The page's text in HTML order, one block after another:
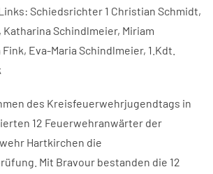
Schiedsrichter 1 Christian Schmidt,
Schindlmeier, Miriam
Eva-Maria Schindlmeier, 1.Kdt.
des Kreisfeuerwehrjugendtags in
12 Feuerwehranwärter der
Hartkirchen die
Mit Bravour bestanden die 12